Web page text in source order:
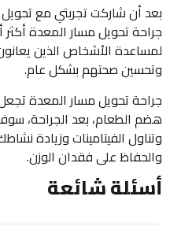
بعد أن شاركت تجربتي مع
جراحة تحويل مسار المعدة
لمساعدة الأشخاص الذين
وتحسين صحتهم بشكل عام.
جراحة تحويل مسار المعدة
هضم الطعام، بعد الجراحة،
وتناول الفيتامينات وزيادة
والحفاظ على فقدان الوزن.
أسئلة شائعة